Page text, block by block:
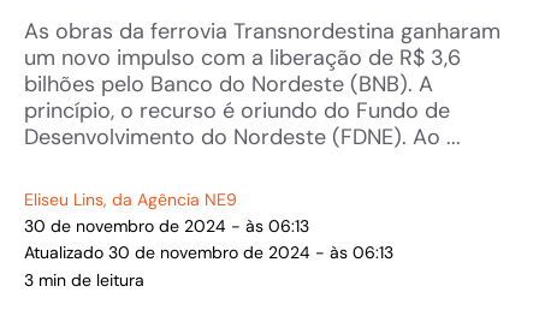
As obras da ferrovia Transnordestina ganharam
um novo impulso com a liberação de R$ 3,6
bilhões pelo Banco do Nordeste (BNB). A
princípio, o recurso é oriundo do Fundo de
Desenvolvimento do Nordeste (FDNE). Ao ...
Eliseu Lins, da Agência NE9
30 de novembro de 2024 - às 06:13
Atualizado 30 de novembro de 2024 - às 06:13
3 min de leitura